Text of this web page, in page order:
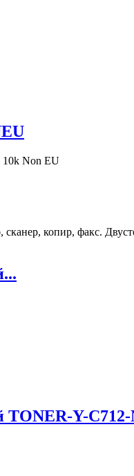
10k Non EU
копир, факс.
Y-C712-